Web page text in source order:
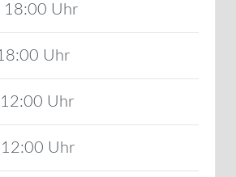
18:00